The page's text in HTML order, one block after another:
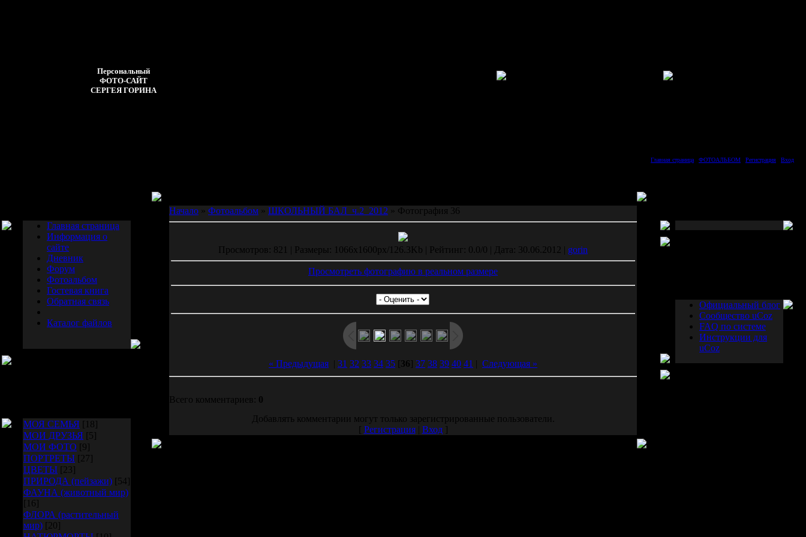
Персональный
ФОТО-САЙТ
СЕРГЕЯ ГОРИНА
Главная страница ФОТОАЛЬБОМ Регистрация Вход
Главная страница
Информация о
сайте
Дневник
Форум
Фотоальбом
Гостевая книга
Обратная связь
Каталог файлов
МОЯ СЕМЬЯ [18]
МОИ ДРУЗЬЯ [5]
МОИ ФОТО [9]
ПОРТРЕТЫ [27]
ЦВЕТЫ [23]
ПРИРОДА (пейзажи) [54]
ФАУНА (животный мир)
[16]
ФЛОРА (растительный
мир) [20]
Начало » Фотоальбом » ШКОЛЬНЫЙ БАЛ_ч.2_2012 » Фотография 36
Просмотров: 821 | Размеры: 1066x1600px/126.3Kb | Рейтинг: 0.0/0 | Дата: 30.06.2012 | gorin
Просмотреть фотографию в реальном размере
« Предыдущая 31 32 33 34 35 [36 ] 37 38 39 40 41 Следующая »
Всего комментариев: 0
Добавлять комментарии могут только зарегистрированные пользователи.
[ Регистрация| Вход]
Официальный блог
Сообщество uCoz
FAQ по системе
Инструкции для
uCoz